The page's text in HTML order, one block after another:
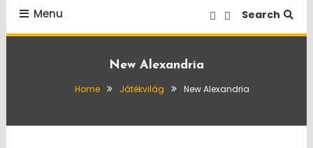
Menu Search
New Alexandria
Home Játékvilág New Alexandria